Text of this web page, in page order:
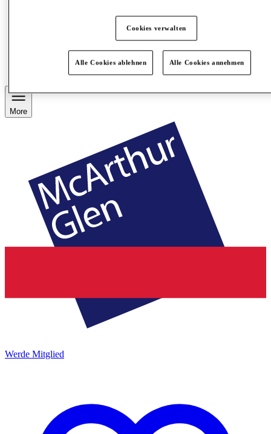
Restaurants
Geschenkkarte
More
Werde Mitglied
Cookies verwalten
Alle Cookies ablehnen Alle Cookies annehmen